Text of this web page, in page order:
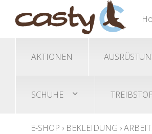
AKTIONEN
Gehörschutz
Helme/Helmset
Trimmer/Freischneidegeräte
Akku-Trimmer
SCHUHE
Übersicht
Übersicht
Übersicht
E-SHOP › BEKLEIDUNG ›